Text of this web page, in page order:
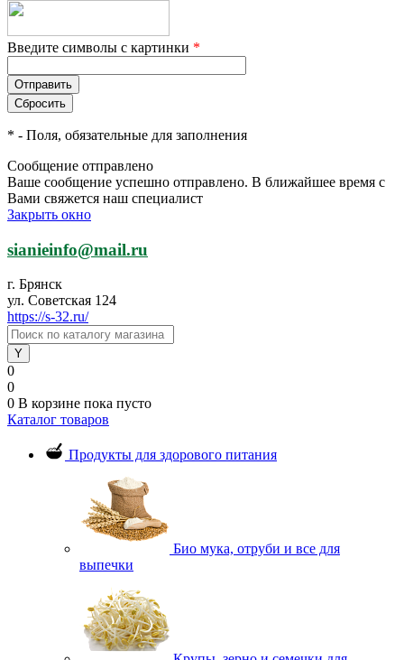
Введите символы с картинки *
* - Поля, обязательные для заполнения
Сообщение отправлено
Ваше сообщение успешно отправлено. В ближайшее время с
Вами свяжется наш специалист
Закрыть окно
sianieinfo@mail.ru
г. Брянск
ул. Советская 124
https://s-32.ru/
0
0
0 В корзине пока пусто
Каталог товаров
Продукты для здорового питания
Био мука, отруби и все для
выпечки